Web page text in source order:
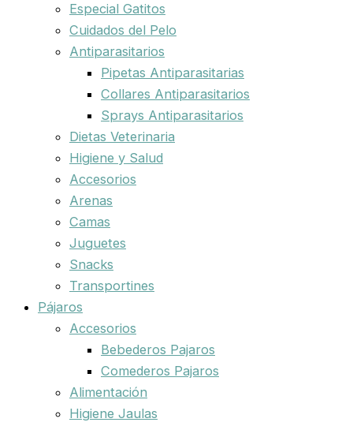
Especial Gatitos
Cuidados del Pelo
Antiparasitarios
Pipetas Antiparasitarias
Collares Antiparasitarios
Sprays Antiparasitarios
Dietas Veterinaria
Higiene y Salud
Accesorios
Arenas
Camas
Juguetes
Snacks
Transportines
Pájaros
Accesorios
Bebederos Pajaros
Comederos Pajaros
Alimentación
Higiene Jaulas